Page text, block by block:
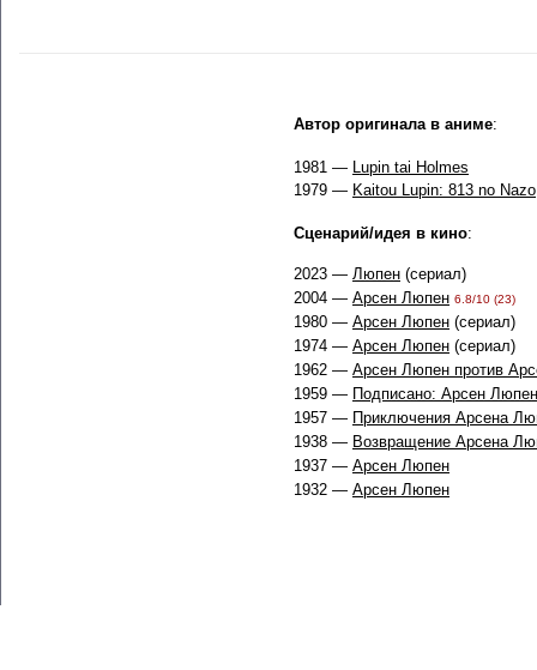
Автор оригинала в аниме:
1981 — Lupin tai Holmes
1979 — Kaitou Lupin: 813 no Nazo
Сценарий/идея в кино:
2023 — Люпен (сериал)
2004 — Арсен Люпен 6.8/10 (23)
1980 — Арсен Люпен (сериал)
1974 — Арсен Люпен (сериал)
1962 — Арсен Люпен против
1959 — Подписано: Арсен Люпен
1957 — Приключения Арсена
1938 — Возвращение Арсена
1937 — Арсен Люпен
1932 — Арсен Люпен